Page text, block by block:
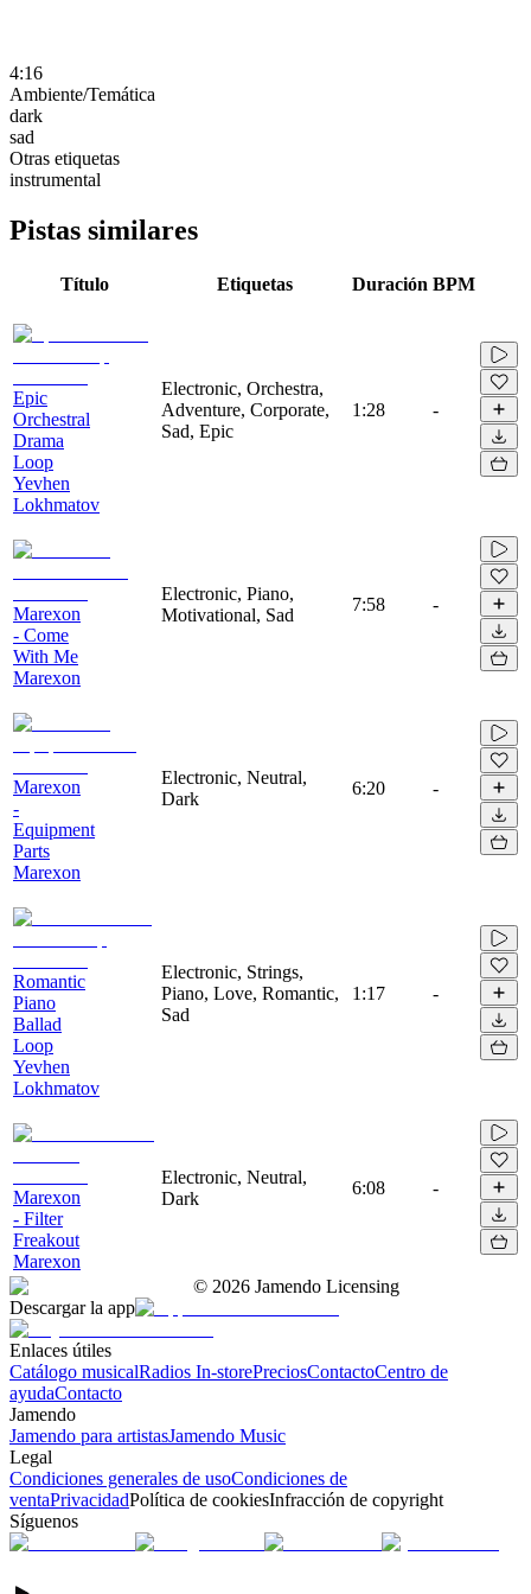
4:16
Ambiente/Temática
dark
sad
Otras etiquetas
instrumental
Pistas similares
Título Etiquetas Duración BPM
Epic
Orchestral
Drama
Loop
Yevhen
Lokhmatov
Electronic, Orchestra,
Adventure, Corporate,
Sad, Epic
1:28 -
Marexon
- Come
With Me
Marexon
Electronic, Piano,
Motivational, Sad
7:58 -
Marexon
-
Equipment
Parts
Marexon
Electronic, Neutral,
Dark
6:20 -
Romantic
Piano
Ballad
Loop
Yevhen
Lokhmatov
Electronic, Strings,
Piano, Love, Romantic,
Sad
1:17 -
Marexon
- Filter
Freakout
Marexon
Electronic, Neutral,
Dark
6:08 -
© 2026 Jamendo Licensing
Descargar la app
Enlaces útiles
Catálogo musicalRadios In-storePreciosContactoCentro de
ayudaContacto
Jamendo
Jamendo para artistasJamendo Music
Legal
Condiciones generales de usoCondiciones de
ventaPrivacidadPolítica de cookiesInfracción de copyright
Síguenos